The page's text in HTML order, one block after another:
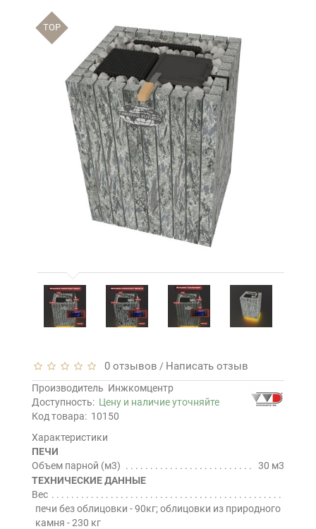
TOP
0 отзывов / Написать отзыв
Производитель Инжкомцентр
Доступность: Цену и наличие уточняйте
Код товара: 10150
Характеристики
ПЕЧИ
Объем парной (м3)
30 м3
ТЕХНИЧЕСКИЕ ДАННЫЕ
Вес
печи без облицовки - 90кг; облицовки из природного
камня - 230 кг